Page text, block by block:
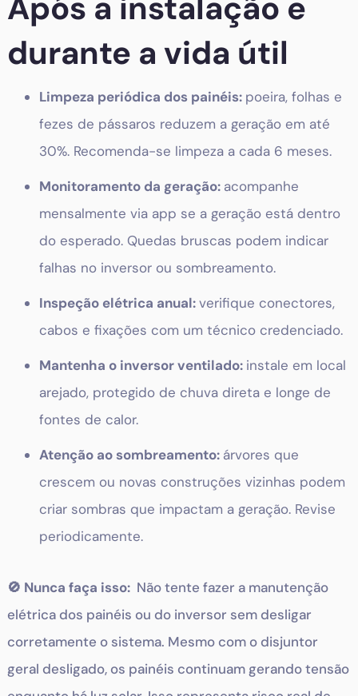
durante a vida útil
Limpeza periódica dos painéis: poeira, folhas e
fezes de pássaros reduzem a geração em até
30%. Recomenda-se limpeza a cada 6 meses.
Monitoramento da geração: acompanhe
mensalmente via app se a geração está dentro
do esperado. Quedas bruscas podem indicar
falhas no inversor ou sombreamento.
Inspeção elétrica anual:verifique conectores,
cabos e fixações com um técnico credenciado.
Mantenha o inversor ventilado: instale em local
arejado, protegido de chuva direta e longe de
fontes de calor.
Atenção ao sombreamento: árvores que
crescem ou novas construções vizinhas podem
criar sombras que impactam a geração. Revise
periodicamente.
🚫 Nunca faça isso: Não tente fazer a manutenção
elétrica dos painéis ou do inversor sem desligar
corretamente o sistema. Mesmo com o disjuntor
geral desligado, os painéis continuam gerando tensão